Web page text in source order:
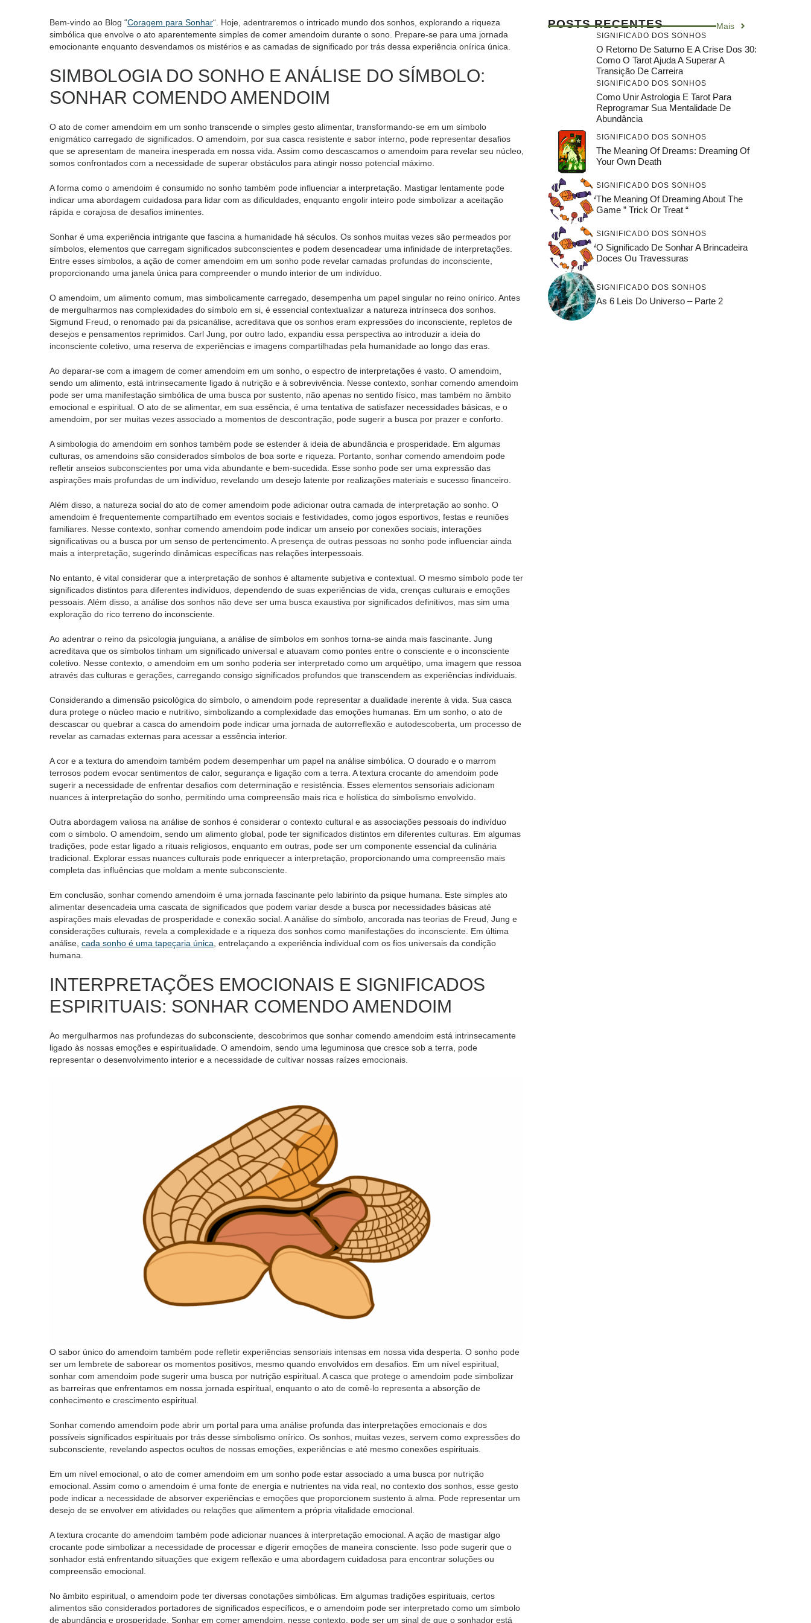
Bem-vindo ao Blog “Coragem para Sonhar“. Hoje, adentraremos o intricado mundo dos sonhos, explorando a riqueza
simbólica que envolve o ato aparentemente simples de comer amendoim durante o sono. Prepare-se para uma jornada
emocionante enquanto desvendamos os mistérios e as camadas de significado por trás dessa experiência onírica única.
SIMBOLOGIA DO SONHO E ANÁLISE DO SÍMBOLO:
SONHAR COMENDO AMENDOIM
O ato de comer amendoim em um sonho transcende o simples gesto alimentar, transformando-se em um símbolo
enigmático carregado de significados. O amendoim, por sua casca resistente e sabor interno, pode representar desafios
que se apresentam de maneira inesperada em nossa vida. Assim como descascamos o amendoim para revelar seu núcleo,
somos confrontados com a necessidade de superar obstáculos para atingir nosso potencial máximo.
A forma como o amendoim é consumido no sonho também pode influenciar a interpretação. Mastigar lentamente pode
indicar uma abordagem cuidadosa para lidar com as dificuldades, enquanto engolir inteiro pode simbolizar a aceitação
rápida e corajosa de desafios iminentes.
Sonhar é uma experiência intrigante que fascina a humanidade há séculos. Os sonhos muitas vezes são permeados por
símbolos, elementos que carregam significados subconscientes e podem desencadear uma infinidade de interpretações.
Entre esses símbolos, a ação de comer amendoim em um sonho pode revelar camadas profundas do inconsciente,
proporcionando uma janela única para compreender o mundo interior de um indivíduo.
O amendoim, um alimento comum, mas simbolicamente carregado, desempenha um papel singular no reino onírico. Antes
de mergulharmos nas complexidades do símbolo em si, é essencial contextualizar a natureza intrínseca dos sonhos.
Sigmund Freud, o renomado pai da psicanálise, acreditava que os sonhos eram expressões do inconsciente, repletos de
desejos e pensamentos reprimidos. Carl Jung, por outro lado, expandiu essa perspectiva ao introduzir a ideia do
inconsciente coletivo, uma reserva de experiências e imagens compartilhadas pela humanidade ao longo das eras.
Ao deparar-se com a imagem de comer amendoim em um sonho, o espectro de interpretações é vasto. O amendoim,
sendo um alimento, está intrinsecamente ligado à nutrição e à sobrevivência. Nesse contexto, sonhar comendo amendoim
pode ser uma manifestação simbólica de uma busca por sustento, não apenas no sentido físico, mas também no âmbito
emocional e espiritual. O ato de se alimentar, em sua essência, é uma tentativa de satisfazer necessidades básicas, e o
amendoim, por ser muitas vezes associado a momentos de descontração, pode sugerir a busca por prazer e conforto.
A simbologia do amendoim em sonhos também pode se estender à ideia de abundância e prosperidade. Em algumas
culturas, os amendoins são considerados símbolos de boa sorte e riqueza. Portanto, sonhar comendo amendoim pode
refletir anseios subconscientes por uma vida abundante e bem-sucedida. Esse sonho pode ser uma expressão das
aspirações mais profundas de um indivíduo, revelando um desejo latente por realizações materiais e sucesso financeiro.
Além disso, a natureza social do ato de comer amendoim pode adicionar outra camada de interpretação ao sonho. O
amendoim é frequentemente compartilhado em eventos sociais e festividades, como jogos esportivos, festas e reuniões
familiares. Nesse contexto, sonhar comendo amendoim pode indicar um anseio por conexões sociais, interações
significativas ou a busca por um senso de pertencimento. A presença de outras pessoas no sonho pode influenciar ainda
mais a interpretação, sugerindo dinâmicas específicas nas relações interpessoais.
No entanto, é vital considerar que a interpretação de sonhos é altamente subjetiva e contextual. O mesmo símbolo pode ter
significados distintos para diferentes indivíduos, dependendo de suas experiências de vida, crenças culturais e emoções
pessoais. Além disso, a análise dos sonhos não deve ser uma busca exaustiva por significados definitivos, mas sim uma
exploração do rico terreno do inconsciente.
Ao adentrar o reino da psicologia junguiana, a análise de símbolos em sonhos torna-se ainda mais fascinante. Jung
acreditava que os símbolos tinham um significado universal e atuavam como pontes entre o consciente e o inconsciente
coletivo. Nesse contexto, o amendoim em um sonho poderia ser interpretado como um arquétipo, uma imagem que ressoa
através das culturas e gerações, carregando consigo significados profundos que transcendem as experiências individuais.
Considerando a dimensão psicológica do símbolo, o amendoim pode representar a dualidade inerente à vida. Sua casca
dura protege o núcleo macio e nutritivo, simbolizando a complexidade das emoções humanas. Em um sonho, o ato de
descascar ou quebrar a casca do amendoim pode indicar uma jornada de autorreflexão e autodescoberta, um processo de
revelar as camadas externas para acessar a essência interior.
A cor e a textura do amendoim também podem desempenhar um papel na análise simbólica. O dourado e o marrom
terrosos podem evocar sentimentos de calor, segurança e ligação com a terra. A textura crocante do amendoim pode
sugerir a necessidade de enfrentar desafios com determinação e resistência. Esses elementos sensoriais adicionam
nuances à interpretação do sonho, permitindo uma compreensão mais rica e holística do simbolismo envolvido.
Outra abordagem valiosa na análise de sonhos é considerar o contexto cultural e as associações pessoais do indivíduo
com o símbolo. O amendoim, sendo um alimento global, pode ter significados distintos em diferentes culturas. Em algumas
tradições, pode estar ligado a rituais religiosos, enquanto em outras, pode ser um componente essencial da culinária
tradicional. Explorar essas nuances culturais pode enriquecer a interpretação, proporcionando uma compreensão mais
completa das influências que moldam a mente subconsciente.
Em conclusão, sonhar comendo amendoim é uma jornada fascinante pelo labirinto da psique humana. Este simples ato
alimentar desencadeia uma cascata de significados que podem variar desde a busca por necessidades básicas até
aspirações mais elevadas de prosperidade e conexão social. A análise do símbolo, ancorada nas teorias de Freud, Jung e
considerações culturais, revela a complexidade e a riqueza dos sonhos como manifestações do inconsciente. Em última
análise, cada sonho é uma tapeçaria única, entrelaçando a experiência individual com os fios universais da condição
humana.
INTERPRETAÇÕES EMOCIONAIS E SIGNIFICADOS
ESPIRITUAIS: SONHAR COMENDO AMENDOIM
Ao mergulharmos nas profundezas do subconsciente, descobrimos que sonhar comendo amendoim está intrinsecamente
ligado às nossas emoções e espiritualidade. O amendoim, sendo uma leguminosa que cresce sob a terra, pode
representar o desenvolvimento interior e a necessidade de cultivar nossas raízes emocionais.
O sabor único do amendoim também pode refletir experiências sensoriais intensas em nossa vida desperta. O sonho pode
ser um lembrete de saborear os momentos positivos, mesmo quando envolvidos em desafios. Em um nível espiritual,
sonhar com amendoim pode sugerir uma busca por nutrição espiritual. A casca que protege o amendoim pode simbolizar
as barreiras que enfrentamos em nossa jornada espiritual, enquanto o ato de comê-lo representa a absorção de
conhecimento e crescimento espiritual.
Sonhar comendo amendoim pode abrir um portal para uma análise profunda das interpretações emocionais e dos
possíveis significados espirituais por trás desse simbolismo onírico. Os sonhos, muitas vezes, servem como expressões do
subconsciente, revelando aspectos ocultos de nossas emoções, experiências e até mesmo conexões espirituais.
Em um nível emocional, o ato de comer amendoim em um sonho pode estar associado a uma busca por nutrição
emocional. Assim como o amendoim é uma fonte de energia e nutrientes na vida real, no contexto dos sonhos, esse gesto
pode indicar a necessidade de absorver experiências e emoções que proporcionem sustento à alma. Pode representar um
desejo de se envolver em atividades ou relações que alimentem a própria vitalidade emocional.
A textura crocante do amendoim também pode adicionar nuances à interpretação emocional. A ação de mastigar algo
crocante pode simbolizar a necessidade de processar e digerir emoções de maneira consciente. Isso pode sugerir que o
sonhador está enfrentando situações que exigem reflexão e uma abordagem cuidadosa para encontrar soluções ou
compreensão emocional.
No âmbito espiritual, o amendoim pode ter diversas conotações simbólicas. Em algumas tradições espirituais, certos
alimentos são considerados portadores de significados específicos, e o amendoim pode ser interpretado como um símbolo
de abundância e prosperidade. Sonhar em comer amendoim, nesse contexto, pode ser um sinal de que o sonhador está
POSTS RECENTES Mais
SIGNIFICADO DOS SONHOS
O Retorno De Saturno E A Crise Dos 30:
Como O Tarot Ajuda A Superar A
Transição De Carreira
SIGNIFICADO DOS SONHOS
Como Unir Astrologia E Tarot Para
Reprogramar Sua Mentalidade De
Abundância
SIGNIFICADO DOS SONHOS
The Meaning Of Dreams: Dreaming Of
Your Own Death
SIGNIFICADO DOS SONHOS
The Meaning Of Dreaming About The
Game ” Trick Or Treat “
SIGNIFICADO DOS SONHOS
O Significado De Sonhar A Brincadeira
Doces Ou Travessuras
SIGNIFICADO DOS SONHOS
As 6 Leis Do Universo – Parte 2